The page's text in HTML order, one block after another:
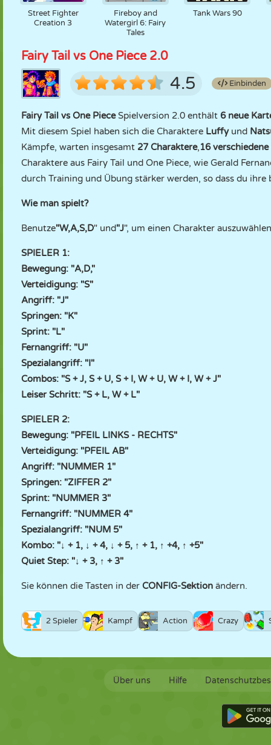
Street Fighter
Creation 3
Fireboy and
Watergirl 6: Fairy
Tales
Tank Wars 90
Fairy Tail vs One Piece 2.0
4.5 Einbinden
Fairy Tail vs One PieceSpielversion 2.0 enthält 6 neue
Mit diesem Spiel haben sich die Charaktere Luffyund
Kämpfe, warten insgesamt 27 Charaktere,16
Charaktere aus Fairy Tail und One Piece, wie Gerald
durch Training und Übung stärker werden, so dass du
Wie man spielt?
Benutze"W,A,S,D" und"J", um einen Charakter
SPIELER 1:
Bewegung: "A,D,"
Verteidigung: "S"
Angriff: "J"
Springen: "K"
Sprint: "L"
Fernangriff: "U"
Spezialangriff: "I"
Combos: "S + J, S + U, S + I, W + U, W + I, W + J"
Leiser Schritt: "S + L, W + L"
SPIELER 2:
Bewegung: "PFEIL LINKS - RECHTS"
Verteidigung: "PFEIL AB"
Angriff: "NUMMER 1"
Springen: "ZIFFER 2"
Sprint: "NUMMER 3"
Fernangriff: "NUMMER 4"
Spezialangriff: "NUM 5"
Kombo: "↓ + 1, ↓ + 4, ↓ + 5, ↑ + 1, ↑ +4, ↑ +5"
Quiet Step: "↓ + 3, ↑ + 3"
Sie können die Tasten in der CONFIG-Sektion ändern.
2 Spieler Kampf Action Crazy
Über uns Hilfe